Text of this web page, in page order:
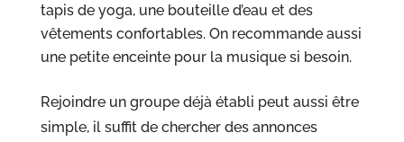
tapis de yoga, une bouteille d’eau et des
vêtements confortables. On recommande aussi
une petite enceinte pour la musique si besoin.
Rejoindre un groupe déjà établi peut aussi être
simple, il suffit de chercher des annonces